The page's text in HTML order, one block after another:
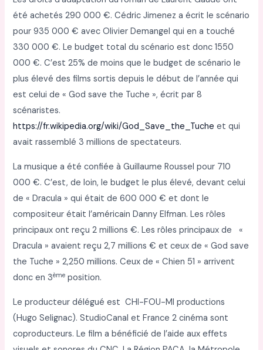
été achetés 290 000 €. Cédric Jimenez a écrit le scénario
pour 935 000 € avec Olivier Demangel qui en a touché
330 000 €. Le budget total du scénario est donc 1550
000 €. C’est 25% de moins que le budget de scénario le
plus élevé des films sortis depuis le début de l’année qui
est celui de « God save the Tuche », écrit par 8
scénaristes.
https://fr.wikipedia.org/wiki/God_Save_the_Tuche et qui
avait rassemblé 3 millions de spectateurs.
La musique a été confiée à Guillaume Roussel pour 710
000 €. C’est, de loin, le budget le plus élevé, devant celui
de « Dracula » qui était de 600 000 € et dont le
compositeur était l’américain Danny Elfman. Les rôles
principaux ont reçu 2 millions €. Les rôles principaux de «
Dracula » avaient reçu 2,7 millions € et ceux de « God save
the Tuche » 2,250 millions. Ceux de « Chien 51 » arrivent
donc en 3ème position.
Le producteur délégué est CHI-FOU-MI productions
(Hugo Selignac). StudioCanal et France 2 cinéma sont
coproducteurs. Le film a bénéficié de l’aide aux effets